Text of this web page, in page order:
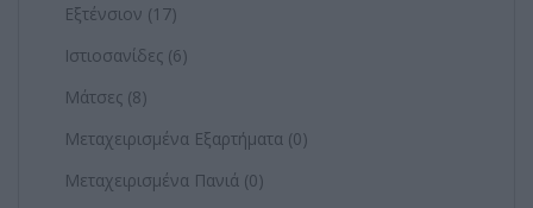
Εξτένσιον (17)
Ιστιοσανίδες (6)
Μάτσες (8)
Μεταχειρισμένα Εξαρτήματα (0)
Μεταχειρισμένα Πανιά (0)